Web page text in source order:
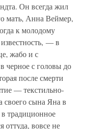
Он всегда жил
мать, Анна Веймер,
к молодому
— в
жабо и с
черное с головы до
после смерти
— текстильно-
своего сына Яна в
традиционное
вовсе не